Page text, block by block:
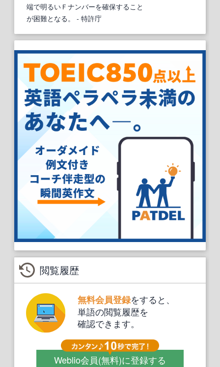
端で明るいＦナンバーを確保すること
が困難となる。
- 特許庁
閲覧履歴
無料会員登録をすると、
単語の閲覧履歴を
確認できます。
Weblio会員(無料)に登録する